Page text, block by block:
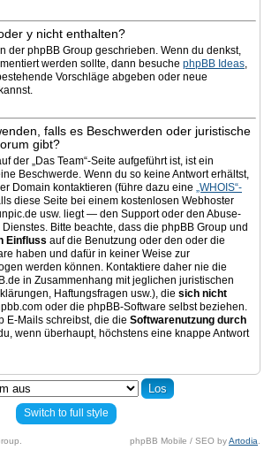
y nicht enthalten?
der phpBB Group geschrieben. Wenn du denkst,
werden sollte, dann besuche phpBB Ideas,
Vorschläge abgeben oder neue
falls es Beschwerden oder juristische
gibt?
der „Das Team“-Seite aufgeführt ist, ist ein
Beschwerde. Wenn du so keine Antwort erhältst,
Domain kontaktieren (führe dazu eine „WHOIS“-
diese Seite bei einem kostenlosen Webhoster
usw. liegt — den Support oder den Abuse-
Bitte beachte, dass die phpBB Group und
Einfluss auf die Benutzung oder den oder die
haben und dafür in keiner Weise zur
werden können. Kontaktiere daher nie die
in Zusammenhang mit jeglichen juristischen
Haftungsfragen usw.), die sich nicht
oder die phpBB-Software selbst beziehen.
E-Mails schreibst, die die Softwarenutzung durch
wenn überhaupt, höchstens eine knappe Antwort
Switch to full style
phpBB Mobile / SEO byArtodia